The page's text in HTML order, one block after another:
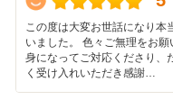
この度は大変お世話になり本
いました。 色々ご無理をお
身になってご対応くださり、
く受け入れいただき感謝…